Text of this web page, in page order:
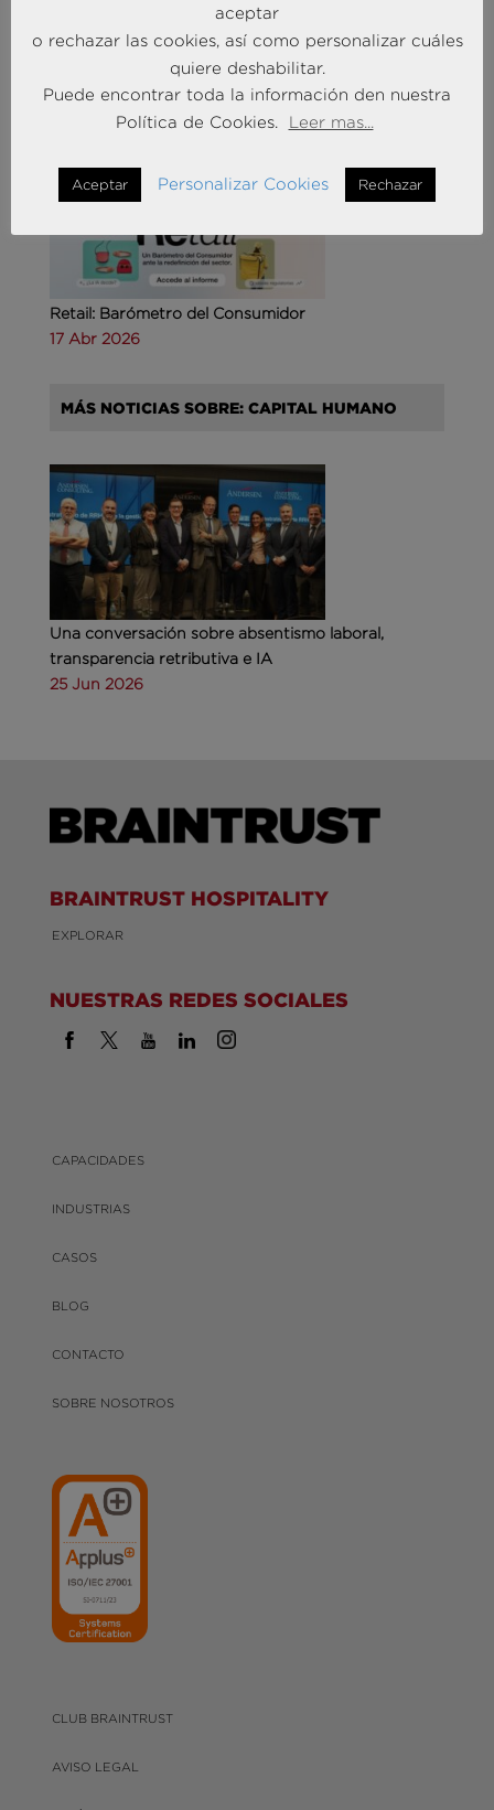
MÁS NOTICIAS SOBRE: CUSTOMER
EXPERIENCE
Retail: Barómetro del Consumidor
17 Abr 2026
MÁS NOTICIAS SOBRE: CAPITAL HUMANO
Una conversación sobre absentismo laboral,
transparencia retributiva e IA
25 Jun 2026
BRAINTRUST HOSPITALITY
EXPLORAR
NUESTRAS REDES SOCIALES
CAPACIDADES
INDUSTRIAS
CASOS
BLOG
CONTACTO
SOBRE NOSOTROS
CLUB BRAINTRUST
AVISO LEGAL
aceptar
o rechazar las cookies, así como personalizar cuáles
quiere deshabilitar.
Puede encontrar toda la información den nuestra
Política de Cookies.
Leer mas...
Aceptar Personalizar Cookies Rechazar